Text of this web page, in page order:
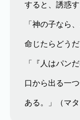
すると、誘惑
「神の子なら
命じたらどう
「『人はパン
口から出る一
ある。」（マタ